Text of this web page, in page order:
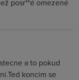
posr**é omezené
a to pokud
koncim se